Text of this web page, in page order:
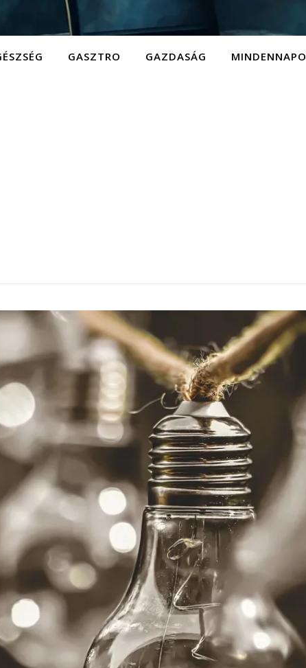
GASZTRO GAZDASÁG